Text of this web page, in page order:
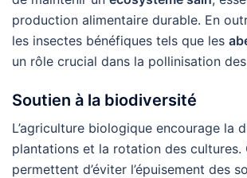
production alimentaire durable. En
les insectes bénéfiques tels que les
un rôle crucial dans la pollinisation
Soutien à la biodiversité
L’agriculture biologique encourage la
plantations et la rotation des cultures.
permettent d’éviter l’épuisement des